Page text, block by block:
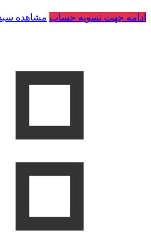
ادامه جهت تسویه حساب مشاهده